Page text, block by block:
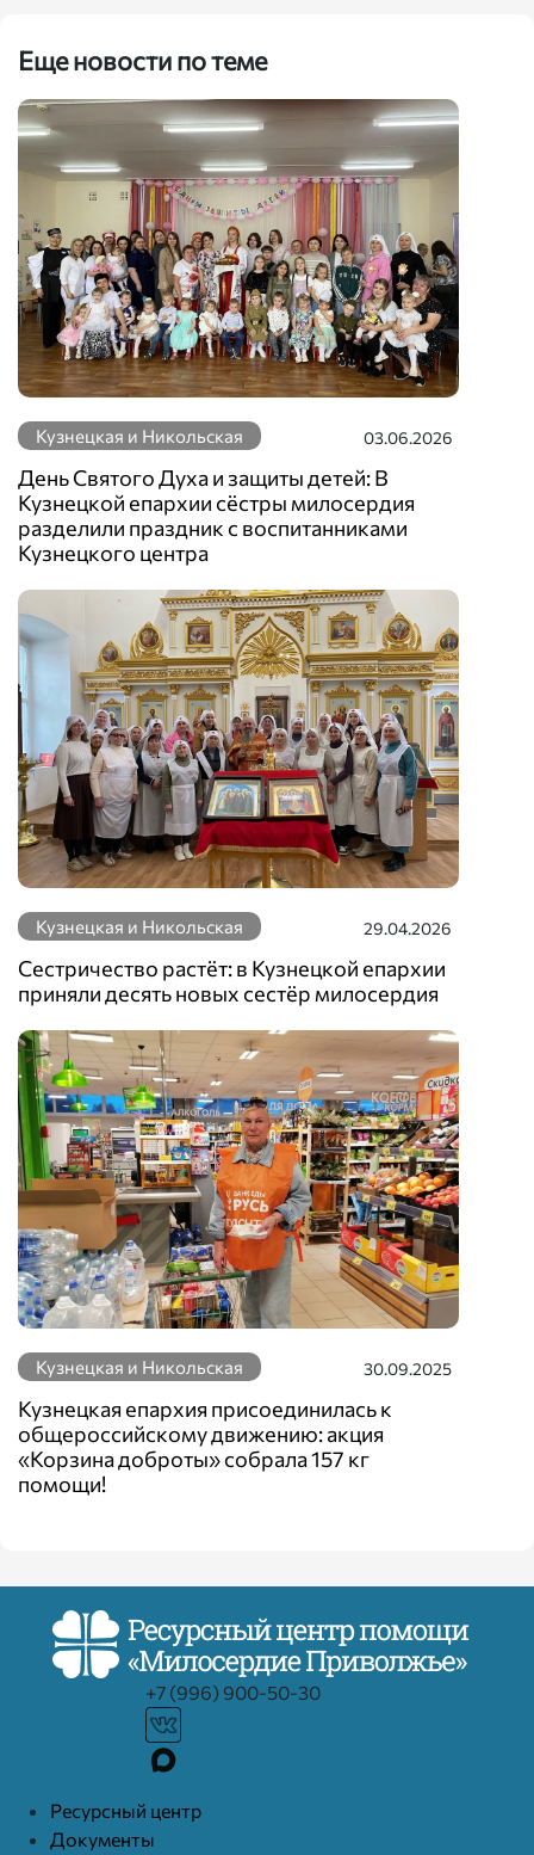
Еще новости по теме
Кузнецкая и Никольская 03.06.2026
День Святого Духа и защиты детей: В
Кузнецкой епархии сёстры милосердия
разделили праздник с воспитанниками
Кузнецкого центра
Кузнецкая и Никольская 29.04.2026
Сестричество растёт: в Кузнецкой епархии
приняли десять новых сестёр милосердия
Кузнецкая и Никольская 30.09.2025
Кузнецкая епархия присоединилась к
общероссийскому движению: акция
«Корзина доброты» собрала 157 кг
помощи!
+7 (996) 900-50-30
Ресурcный центр
Документы